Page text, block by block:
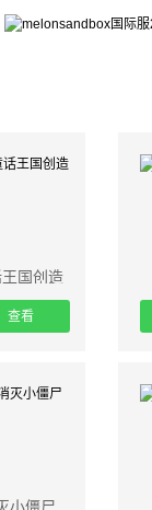
国创造
查看